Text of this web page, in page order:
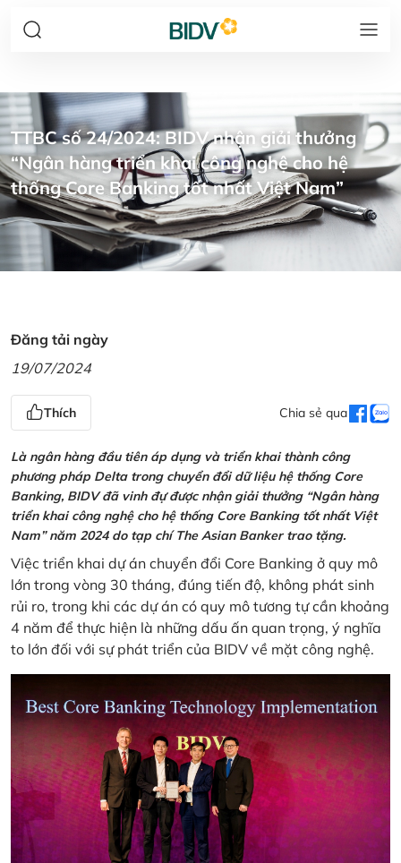
TTBC số 24/2024: BIDV nhận giải thưởng
“Ngân hàng triển khai công nghệ cho hệ
thống Core Banking tốt nhất Việt Nam”
Đăng tải ngày
19/07/2024
Thích Chia sẻ qua
Là ngân hàng đầu tiên áp dụng và triển khai thành công
phương pháp Delta trong chuyển đổi dữ liệu hệ thống Core
Banking, BIDV đã vinh đự được nhận giải thưởng “Ngân hàng
triển khai công nghệ cho hệ thống Core Banking tốt nhất Việt
Nam” năm 2024 do tạp chí The Asian Banker trao tặng.
Việc triển khai dự án chuyển đổi Core Banking ở quy mô
lớn trong vòng 30 tháng, đúng tiến độ, không phát sinh
rủi ro, trong khi các dự án có quy mô tương tự cần khoảng
4 năm để thực hiện là những dấu ấn quan trọng, ý nghĩa
to lớn đối với sự phát triển của BIDV về mặt công nghệ.